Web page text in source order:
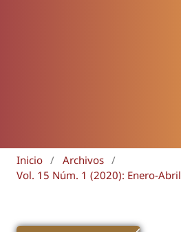
Inicio / Archivos /
Vol. 15 Núm. 1 (2020): Enero-Abril